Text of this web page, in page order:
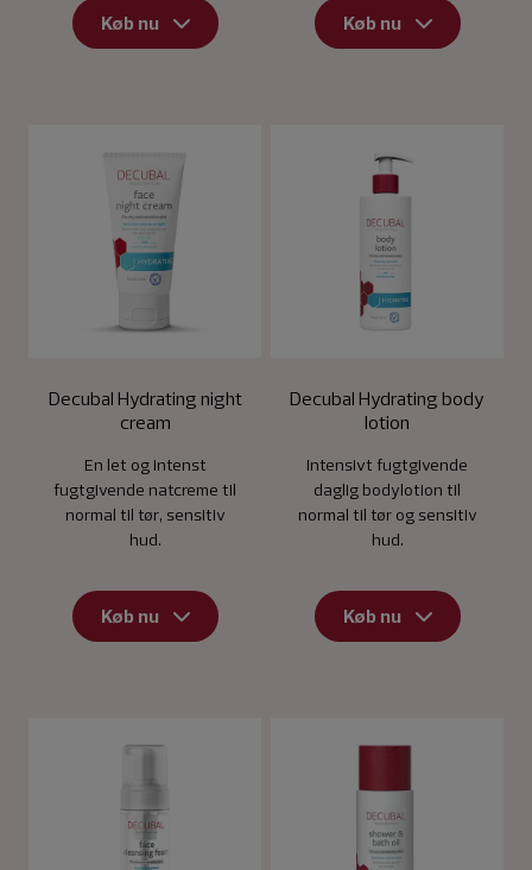
Køb nu Køb nu
Decubal Hydrating night
cream
En let og intenst
fugtgivende natcreme til
normal til tør, sensitiv
hud.
Køb nu
Decubal Hydrating body
lotion
Intensivt fugtgivende
daglig bodylotion til
normal til tør og sensitiv
hud.
Køb nu